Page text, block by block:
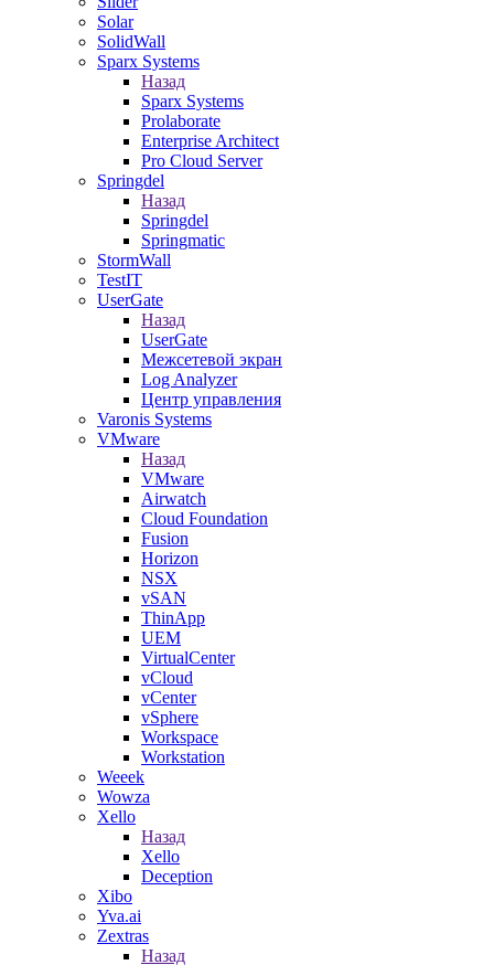
Solar
SolidWall
Sparx Systems
Назад
Sparx Systems
Prolaborate
Enterprise Architect
Pro Cloud Server
Springdel
Назад
Springdel
Springmatic
StormWall
TestIT
UserGate
Назад
UserGate
Межсетевой экран
Log Analyzer
Центр управления
Varonis Systems
VMware
Назад
VMware
Airwatch
Cloud Foundation
Fusion
Horizon
NSX
vSAN
ThinApp
UEM
VirtualCenter
vCloud
vCenter
vSphere
Workspace
Workstation
Weeek
Wowza
Xello
Назад
Xello
Deception
Xibo
Yva.ai
Zextras
Назад